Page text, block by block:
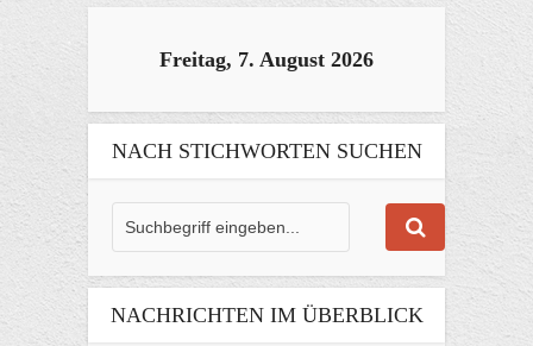
Freitag, 7. August 2026
NACH STICHWORTEN SUCHEN
NACHRICHTEN IM ÜBERBLICK